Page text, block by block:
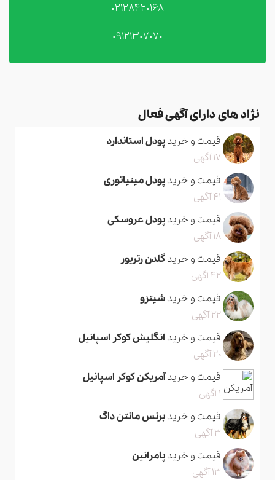
02128420168
09121307070
نژاد های دارای آگهی فعال
قیمت و خریدپودل استاندارد
17 آگهی
قیمت و خریدپودل مینیاتوری
41 آگهی
قیمت و خریدپودل عروسکی
18 آگهی
قیمت و خریدگلدن رتریور
42 آگهی
قیمت و خریدشیتزو
22 آگهی
قیمت و خرید انگلیش کوکر اسپانیل
20 آگهی
قیمت و خریدآمریکن کوکر اسپانیل
1 آگهی
قیمت و خریدبرنس مانتن داگ
3 آگهی
قیمت و خریدپامرانین
13 آگهی